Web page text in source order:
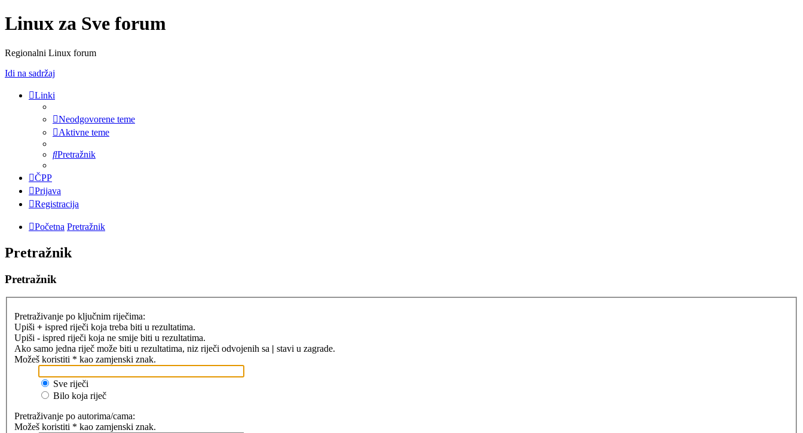
Linux za Sve forum
Regionalni Linux forum
Idi na sadržaj
Linki
Neodgovorene teme
Aktivne teme
Pretražnik
ČPP
Prijava
Registracija
Početna Pretražnik
Pretražnik
Pretražnik
Pretraživanje po ključnim riječima:
Upiši + ispred riječi koja treba biti u rezultatima.
Upiši - ispred riječi koja ne smije biti u rezultatima.
Ako samo jedna riječ može biti u rezultatima, niz riječi odvojenih sa | stavi u zagrade.
Možeš koristiti * kao zamjenski znak.
Sve riječi
Bilo koja riječ
Pretraživanje po autorima/cama:
Možeš koristiti * kao zamjenski znak.